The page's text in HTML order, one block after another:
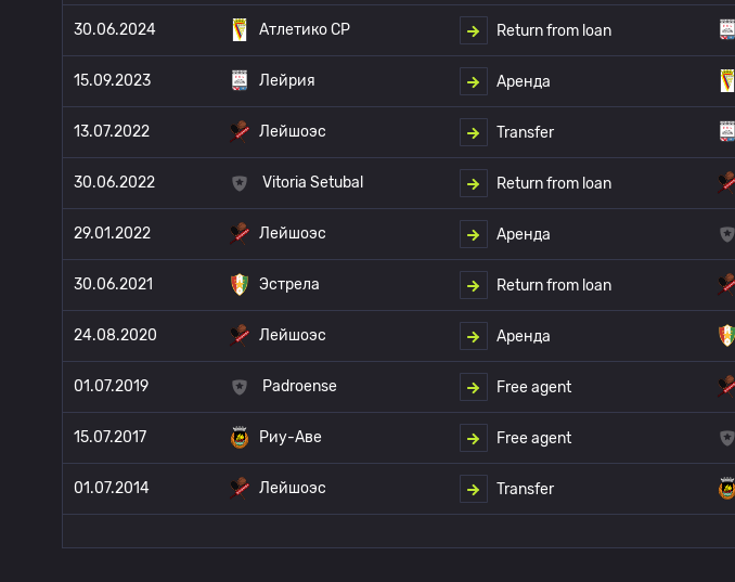
30.06.2024 Атлетико CP Return from loan
15.09.2023 Лейрия Аренда
13.07.2022 Лейшоэс Transfer
30.06.2022 Vitoria Setubal Return from loan
29.01.2022 Лейшоэс Аренда
30.06.2021 Эстрела Return from loan
24.08.2020 Лейшоэс Аренда
01.07.2019 Padroense Free agent
15.07.2017 Риу-Аве Free agent
01.07.2014 Лейшоэс Transfer